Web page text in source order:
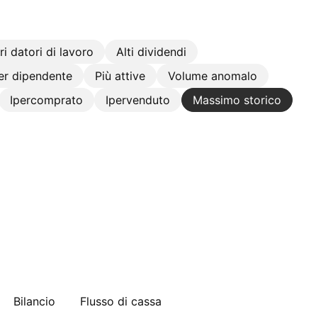
datori di lavoro
Alti dividendi
dipendente Più attive
Volume anomalo
Ipercomprato Ipervenduto
Massimo storico
Bilancio Flusso di cassa